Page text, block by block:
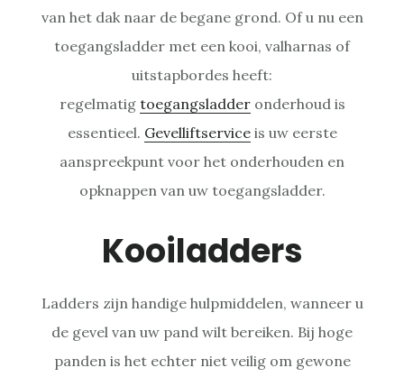
van het dak naar de begane grond. Of u nu een
toegangsladder met een kooi, valharnas of
uitstapbordes heeft:
regelmatig toegangsladderonderhoud is
essentieel. Gevelliftserviceis uw eerste
aanspreekpunt voor het onderhouden en
opknappen van uw toegangsladder.
Kooiladders
Ladders zijn handige hulpmiddelen, wanneer u
de gevel van uw pand wilt bereiken. Bij hoge
panden is het echter niet veilig om gewone